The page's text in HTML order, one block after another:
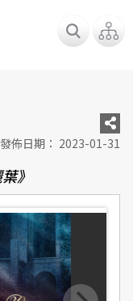
發佈日期： 2023-01-31
》